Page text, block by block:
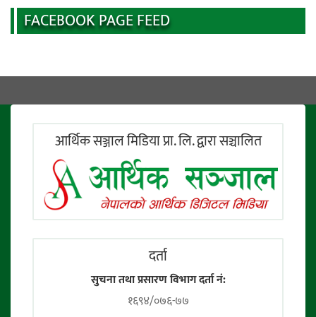
FACEBOOK PAGE FEED
आर्थिक सञ्जाल मिडिया प्रा. लि. द्वारा सञ्चालित
दर्ता
सुचना तथा प्रसारण विभाग दर्ता नं:
१६९४/०७६-७७